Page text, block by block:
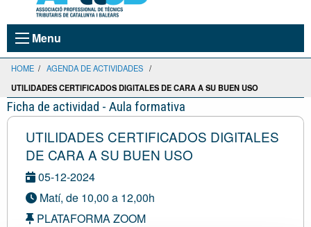
Menu
HOME / AGENDA DE ACTIVIDADES /
UTILIDADES CERTIFICADOS DIGITALES DE CARA A SU BUEN USO
Ficha de actividad - Aula formativa
UTILIDADES CERTIFICADOS DIGITALES
DE CARA A SU BUEN USO
05-12-2024
Matí, de 10,00 a 12,00h
PLATAFORMA ZOOM